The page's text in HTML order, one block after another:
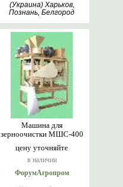
(Украина) Харьков,
Познань, Белгород
цену уточняйте
в наличии
Машина для
зерноочистки МШС-400
ФорумАгропром